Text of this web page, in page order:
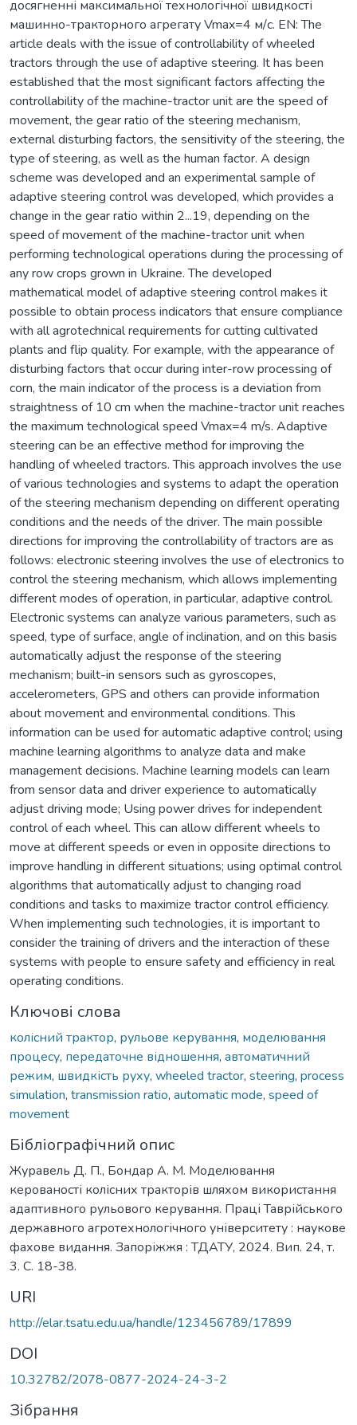
досягненні максимальної технологічної швидкості
машинно-тракторного агрегату Vmax=4 м/с. EN: The
article deals with the issue of controllability of wheeled
tractors through the use of adaptive steering. It has been
established that the most significant factors affecting the
controllability of the machine-tractor unit are the speed of
movement, the gear ratio of the steering mechanism,
external disturbing factors, the sensitivity of the steering, the
type of steering, as well as the human factor. A design
scheme was developed and an experimental sample of
adaptive steering control was developed, which provides a
change in the gear ratio within 2...19, depending on the
speed of movement of the machine-tractor unit when
performing technological operations during the processing of
any row crops grown in Ukraine. The developed
mathematical model of adaptive steering control makes it
possible to obtain process indicators that ensure compliance
with all agrotechnical requirements for cutting cultivated
plants and flip quality. For example, with the appearance of
disturbing factors that occur during inter-row processing of
corn, the main indicator of the process is a deviation from
straightness of 10 cm when the machine-tractor unit reaches
the maximum technological speed Vmax=4 m/s. Adaptive
steering can be an effective method for improving the
handling of wheeled tractors. This approach involves the use
of various technologies and systems to adapt the operation
of the steering mechanism depending on different operating
conditions and the needs of the driver. The main possible
directions for improving the controllability of tractors are as
follows: electronic steering involves the use of electronics to
control the steering mechanism, which allows implementing
different modes of operation, in particular, adaptive control.
Electronic systems can analyze various parameters, such as
speed, type of surface, angle of inclination, and on this basis
automatically adjust the response of the steering
mechanism; built-in sensors such as gyroscopes,
accelerometers, GPS and others can provide information
about movement and environmental conditions. This
information can be used for automatic adaptive control; using
machine learning algorithms to analyze data and make
management decisions. Machine learning models can learn
from sensor data and driver experience to automatically
adjust driving mode; Using power drives for independent
control of each wheel. This can allow different wheels to
move at different speeds or even in opposite directions to
improve handling in different situations; using optimal control
algorithms that automatically adjust to changing road
conditions and tasks to maximize tractor control efficiency.
When implementing such technologies, it is important to
consider the training of drivers and the interaction of these
systems with people to ensure safety and efficiency in real
operating conditions.
Ключові слова
колісний трактор, рульове керування, моделювання
процесу, передаточне відношення, автоматичний
режим, швидкість руху, wheeled tractor, steering, process
simulation, transmission ratio, automatic mode, speed of
movement
Бібліографічний опис
Журавель Д. П., Бондар А. М. Моделювання
керованості колісних тракторів шляхом використання
адаптивного рульового керування. Праці Таврійського
державного агротехнологічного університету : наукове
фахове видання. Запоріжжя : ТДАТУ, 2024. Вип. 24, т.
3. С. 18-38.
URI
http://elar.tsatu.edu.ua/handle/123456789/17899
DOI
10.32782/2078-0877-2024-24-3-2
Зібрання